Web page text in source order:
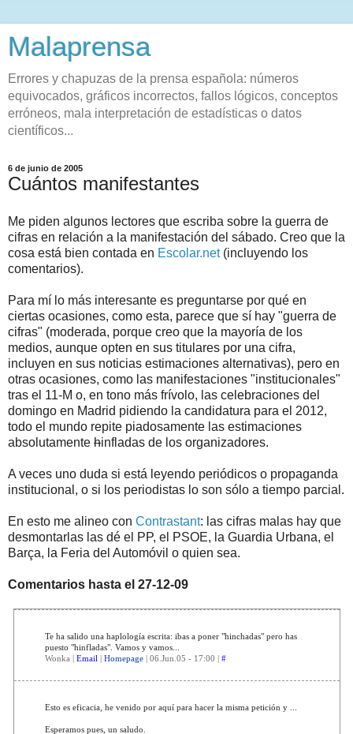
Malaprensa
Errores y chapuzas de la prensa española: números
equivocados, gráficos incorrectos, fallos lógicos, conceptos
erróneos, mala interpretación de estadísticas o datos
científicos...
6 de junio de 2005
Cuántos manifestantes
Me piden algunos lectores que escriba sobre la guerra de
cifras en relación a la manifestación del sábado. Creo que la
cosa está bien contada en Escolar.net(incluyendo los
comentarios).
Para mí lo más interesante es preguntarse por qué en
ciertas ocasiones, como esta, parece que sí hay "guerra de
cifras" (moderada, porque creo que la mayoría de los
medios, aunque opten en sus titulares por una cifra,
incluyen en sus noticias estimaciones alternativas), pero en
otras ocasiones, como las manifestaciones "institucionales"
tras el 11-M o, en tono más frívolo, las celebraciones del
domingo en Madrid pidiendo la candidatura para el 2012,
todo el mundo repite piadosamente las estimaciones
absolutamente hinfladas de los organizadores.
A veces uno duda si está leyendo periódicos o propaganda
institucional, o si los periodistas lo son sólo a tiempo parcial.
En esto me alineo con Contrastant: las cifras malas hay que
desmontarlas las dé el PP, el PSOE, la Guardia Urbana, el
Barça, la Feria del Automóvil o quien sea.
Comentarios hasta el 27-12-09
Te ha salido una haplología escrita: ibas a poner "hinchadas" pero has
puesto "hinfladas". Vamos y vamos...
Wonka | Email | Homepage| 06.Jun.05 - 17:00 | #
Esto es eficacia, he venido por aquí para hacer la misma petición y ...
Esperamos pues, un saludo.